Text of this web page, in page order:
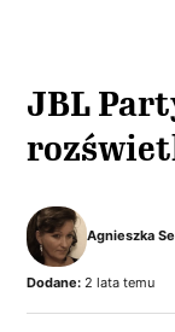
JBL
Agnieszka
Dodane: 2 lata temu